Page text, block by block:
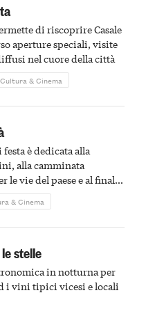
di riscoprire Casale
aperture speciali, visite
nel cuore della città
Cultura & Cinema
è dedicata alla
alla camminata
le vie del paese e al finale
& Cinema
stelle
in notturna per
i vini tipici vicesi e locali